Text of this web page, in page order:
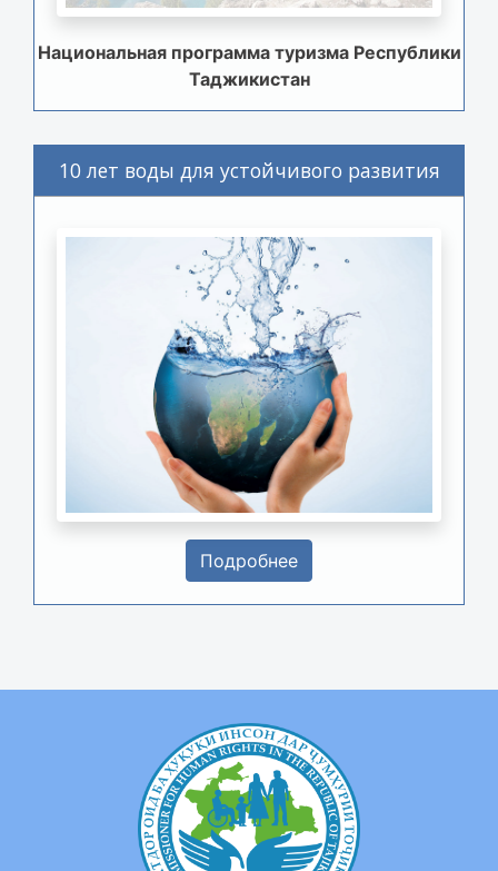
Национальная программа туризма Республики
Таджикистан
10 лет воды для устойчивого развития
Подробнее